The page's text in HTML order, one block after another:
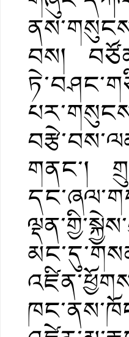
བས།
གནང་།